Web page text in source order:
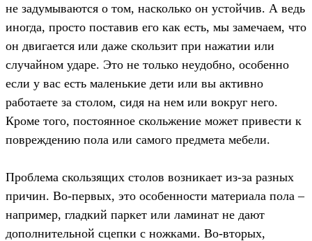
не задумываются о том, насколько он устойчив. А ведь
иногда, просто поставив его как есть, мы замечаем, что
он двигается или даже скользит при нажатии или
случайном ударе. Это не только неудобно, особенно
если у вас есть маленькие дети или вы активно
работаете за столом, сидя на нем или вокруг него.
Кроме того, постоянное скольжение может привести к
повреждению пола или самого предмета мебели.
Проблема скользящих столов возникает из-за разных
причин. Во-первых, это особенности материала пола –
например, гладкий паркет или ламинат не дают
дополнительной сцепки с ножками. Во-вторых,